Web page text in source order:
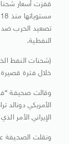
قفزت أسعار
تصعيد الحرب
النفطية.
(شحنات النفط
خلال فترة قصيرة
وقالت صحيفة
الأمريكي دونالد
الإيراني الأمر
ونقلت الصحيفة